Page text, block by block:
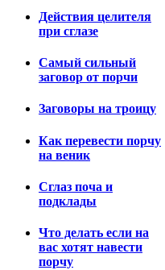
Действия целителя
при сглазе
Самый сильный
заговор от порчи
Заговоры на троицу
Как перевести порчу
на веник
Сглаз поча и
подклады
Что делать если на
вас хотят навести
порчу